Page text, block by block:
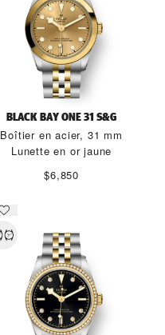
BLACK BAY ONE 31 S&G
Boîtier en acier, 31 mm
Lunette en or jaune
$6,850